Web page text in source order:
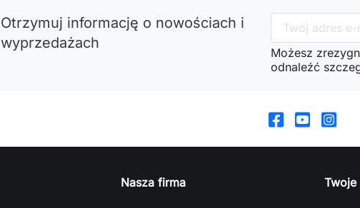
Otrzymuj informację o nowościach i
wyprzedażach
Możesz
odnaleźć
Nasza firma